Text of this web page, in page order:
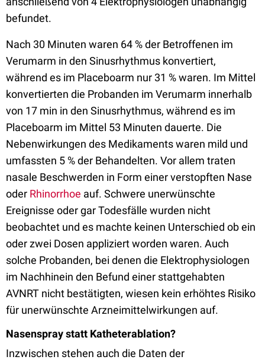
befundet.
Nach 30 Minuten waren 64 % der Betroffenen im
Verumarm in den Sinusrhythmus konvertiert,
während es im Placeboarm nur 31 % waren. Im Mittel
konvertierten die Probanden im Verumarm innerhalb
von 17 min in den Sinusrhythmus, während es im
Placeboarm im Mittel 53 Minuten dauerte. Die
Nebenwirkungen des Medikaments waren mild und
umfassten 5 % der Behandelten. Vor allem traten
nasale Beschwerden in Form einer verstopften Nase
oder Rhinorrhoe auf. Schwere unerwünschte
Ereignisse oder gar Todesfälle wurden nicht
beobachtet und es machte keinen Unterschied ob ein
oder zwei Dosen appliziert worden waren. Auch
solche Probanden, bei denen die Elektrophysiologen
im Nachhinein den Befund einer stattgehabten
AVNRT nicht bestätigten, wiesen kein erhöhtes Risiko
für unerwünschte Arzneimittelwirkungen auf.
Nasenspray statt Katheterablation?
Inzwischen stehen auch die Daten der